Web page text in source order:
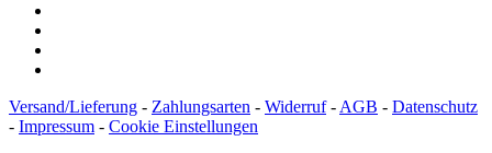
Versand/Lieferung - Zahlungsarten - Widerruf- AGB - Datenschutz
- Impressum - Cookie Einstellungen